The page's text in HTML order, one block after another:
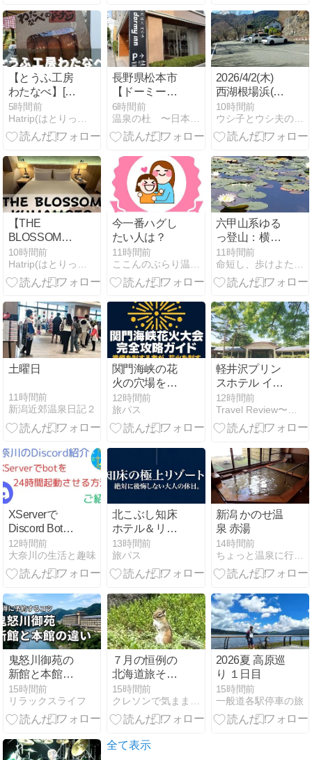
飯田店』
【とうふ工房
わたなべ】[埼
玉県比企郡] と
きがわ町 | 地
元大豆＆地下
腐！温泉湯ど
うふ・おから
ドーナツ・あ
げ棒・霜里絹
豆腐など(*^^*)
5時間前
長野県松本市
【ドーミーイ
ン 松本】ホテ
ルの温泉は自
家源泉
6時間前
2026/4/2(木)
西湖根場浜(ね
んばはま)駐車
場 静岡県
10時間前
ウシ子とウシ夫の牛歩旅
【THE
BLOSSOM
KUMAMOTO】
[熊本県熊本市]
熊本駅の目の
ル！客室・大
浴場・アメニ
ティ・朝食(ブ
ッフェ)・展望
デッキなど
(^o^)
10時間前
今一番ハグし
たい人は？
11時間前
六甲山系ゆる
っ登山：横池
を彩る白い睡
蓮【高座の滝
～風吹岩～横
社】
11時間前
土曜日
11時間前
新潟近郊温泉日記２
関門海峡の花
火の穴場を徹
底解説！混雑
回避と完全攻
略ガイド
12時間前
旅パス
軽井沢プリン
スホテル イー
ストを調べて
みたら…想像
以上に“軽井沢
癒しステイだ
った！
12時間前
XServerで
Discord Botを
運営する方法
｜起動・停
止・24時間稼
12時間前
大奈川の生活と趣味
北こぶし知床
ホテル＆リゾ
ートのブログ
徹底解説
13時間前
旅パス
新潟 かのせ温
泉 赤湯
14時間前
鬼怒川御苑の
新館と本館の
違いを一覧表
で比較！楽天
トラベルでお
コツ
15時間前
リラックスライフ
７月の恒例の
北海道旅その
16〜午後は雨
が降って来て
旭岳は雲隠れ
15時間前
2026夏 高原巡
り １日目
15時間前
一般道各駅停車の旅
全て表示